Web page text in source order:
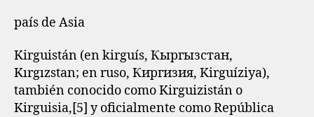
país de Asia
Kirguistán (en kirguís, Кыргызстан,
Kırgızstan; en ruso, Киргизия, Kirguíziya),
también conocido como Kirguizistán o
Kirguisia,[5]​ y oficialmente como República